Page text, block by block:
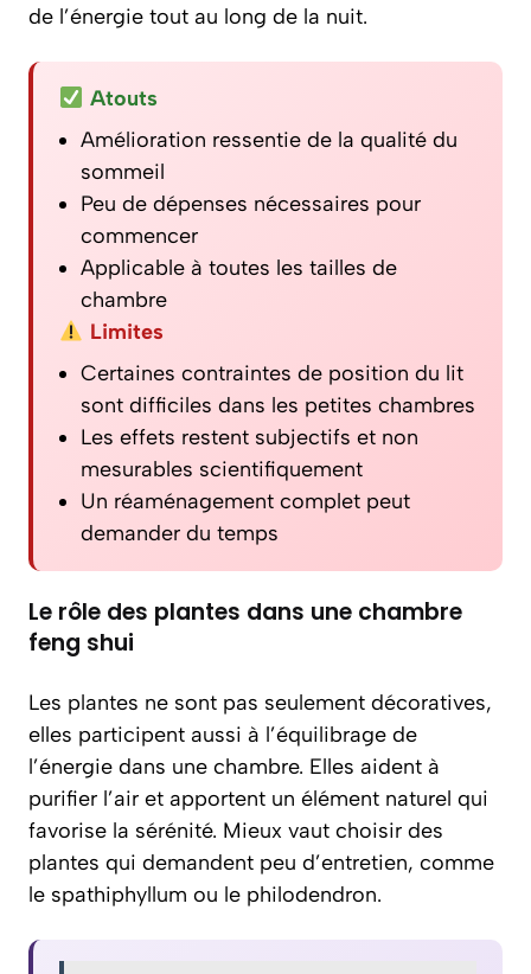
de l’énergie tout au long de la nuit.
Atouts
Amélioration ressentie de la qualité du
sommeil
Peu de dépenses nécessaires pour
commencer
Applicable à toutes les tailles de
chambre
Limites
Certaines contraintes de position du lit
sont difficiles dans les petites chambres
Les effets restent subjectifs et non
mesurables scientifiquement
Un réaménagement complet peut
demander du temps
Le rôle des plantes dans une chambre
feng shui
Les plantes ne sont pas seulement décoratives,
elles participent aussi à l’équilibrage de
l’énergie dans une chambre. Elles aident à
purifier l’air et apportent un élément naturel qui
favorise la sérénité. Mieux vaut choisir des
plantes qui demandent peu d’entretien, comme
le spathiphyllum ou le philodendron.